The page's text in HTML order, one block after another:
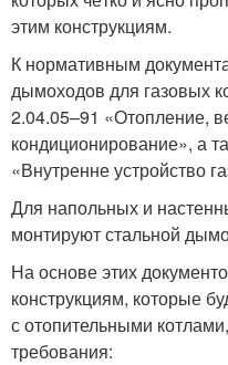
этим конструкциям.
К нормативным
дымоходов для газовых
2.04.05–91 «Отопление,
кондиционирование», а
«Внутренне устройство
Для напольных и
монтируют стальной
На основе этих
конструкциям, которые
с отопительными
требования: